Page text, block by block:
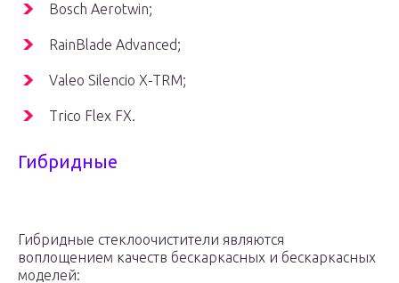
Bosch Aerotwin;
RainBlade Advanced;
Valeo Silencio X-TRM;
Trico Flex FX.
Гибридные
Гибридные стеклоочистители являются
воплощением качеств бескаркасных и бескаркасных
моделей: